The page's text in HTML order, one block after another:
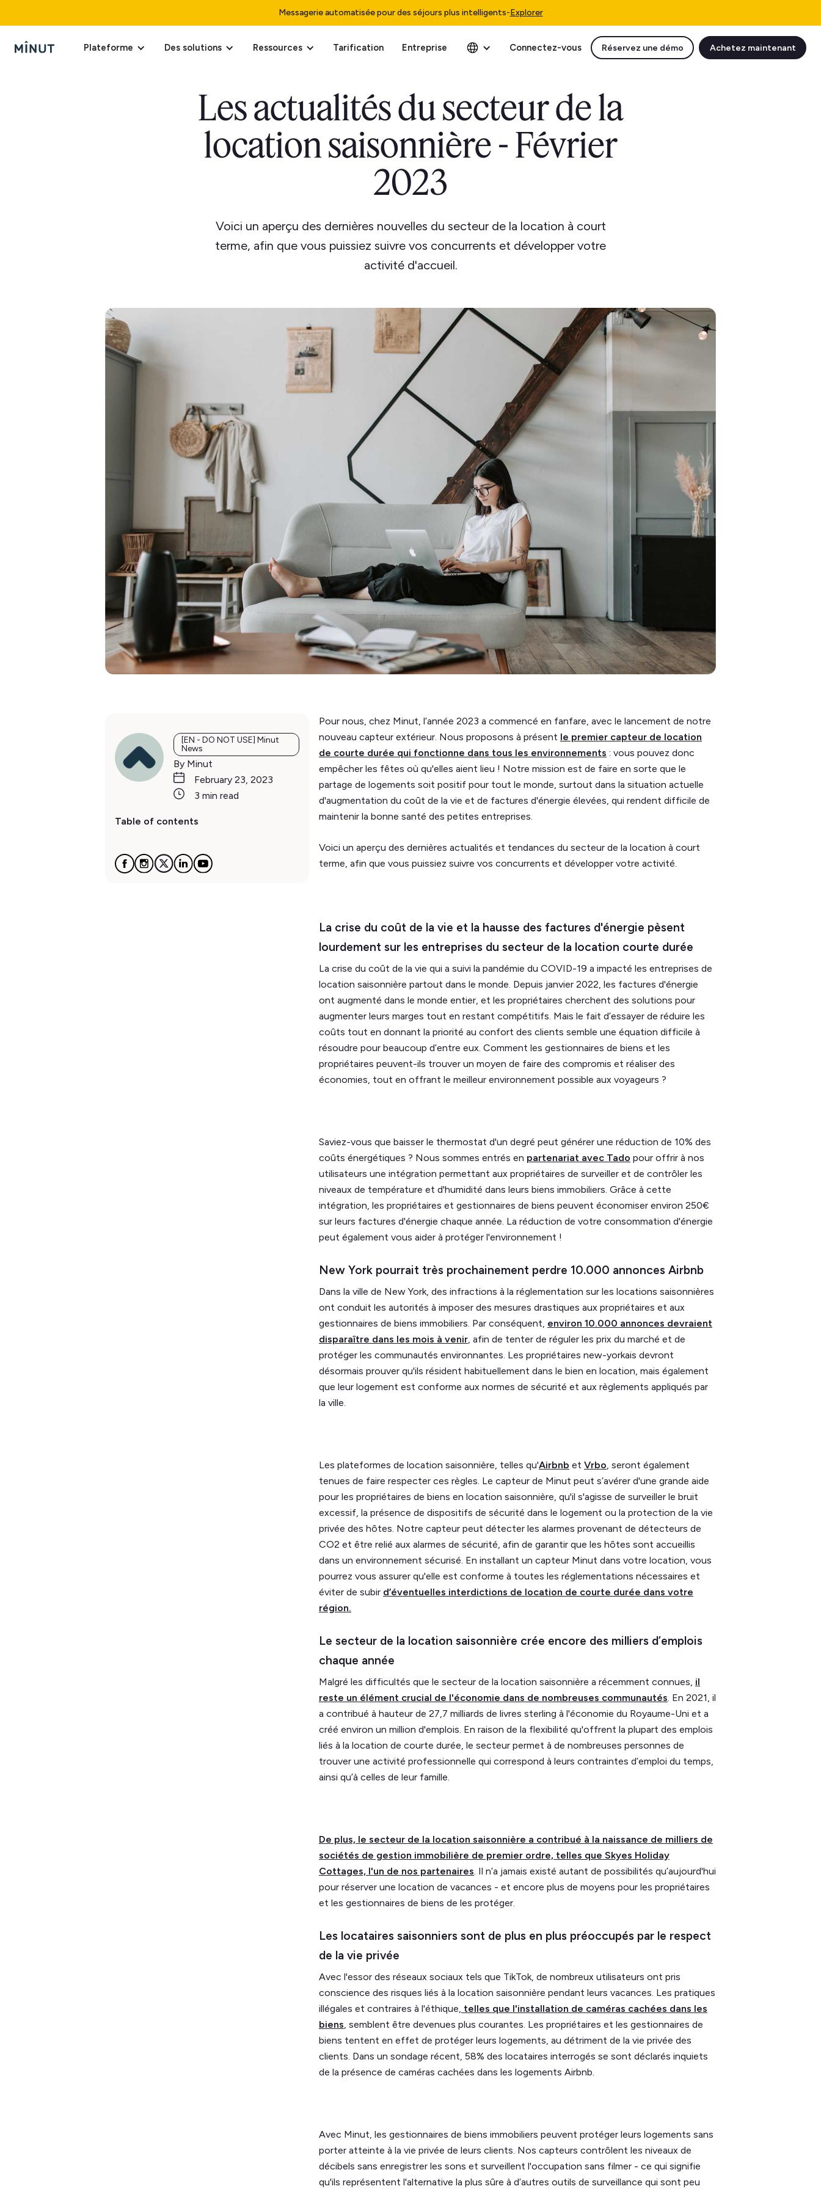
Messagerie automatisée pour des séjours plus intelligents-Explorer
Plateforme Des solutions Ressources Tarification Entreprise Connectez-vous Réservez une démo Achetez maintenant
Les actualités du secteur de la
location saisonnière - Février
2023
Voici un aperçu des dernières nouvelles du secteur de la location à court
terme, afin que vous puissiez suivre vos concurrents et développer votre
activité d'accueil.
[EN - DO NOT USE] Minut
News
By Minut
February 23, 2023
3 min read
Table of contents
Pour nous, chez Minut, l’année 2023 a commencé en fanfare, avec le lancement de notre
nouveau capteur extérieur. Nous proposons à présent le premier capteur de location
de courte durée qui fonctionne dans tous les environnements : vous pouvez donc
empêcher les fêtes où qu'elles aient lieu ! Notre mission est de faire en sorte que le
partage de logements soit positif pour tout le monde, surtout dans la situation actuelle
d'augmentation du coût de la vie et de factures d'énergie élevées, qui rendent difficile de
maintenir la bonne santé des petites entreprises.
Voici un aperçu des dernières actualités et tendances du secteur de la location à court
terme, afin que vous puissiez suivre vos concurrents et développer votre activité.
La crise du coût de la vie et la hausse des factures d'énergie pèsent
lourdement sur les entreprises du secteur de la location courte durée
La crise du coût de la vie qui a suivi la pandémie du COVID-19 a impacté les entreprises de
location saisonnière partout dans le monde. Depuis janvier 2022, les factures d'énergie
ont augmenté dans le monde entier, et les propriétaires cherchent des solutions pour
augmenter leurs marges tout en restant compétitifs. Mais le fait d’essayer de réduire les
coûts tout en donnant la priorité au confort des clients semble une équation difficile à
résoudre pour beaucoup d’entre eux. Comment les gestionnaires de biens et les
propriétaires peuvent-ils trouver un moyen de faire des compromis et réaliser des
économies, tout en offrant le meilleur environnement possible aux voyageurs ?
Saviez-vous que baisser le thermostat d'un degré peut générer une réduction de 10% des
coûts énergétiques ? Nous sommes entrés en partenariat avec Tado pour offrir à nos
utilisateurs une intégration permettant aux propriétaires de surveiller et de contrôler les
niveaux de température et d'humidité dans leurs biens immobiliers. Grâce à cette
intégration, les propriétaires et gestionnaires de biens peuvent économiser environ 250€
sur leurs factures d'énergie chaque année. La réduction de votre consommation d'énergie
peut également vous aider à protéger l'environnement !
New York pourrait très prochainement perdre 10.000 annonces Airbnb
Dans la ville de New York, des infractions à la réglementation sur les locations saisonnières
ont conduit les autorités à imposer des mesures drastiques aux propriétaires et aux
gestionnaires de biens immobiliers. Par conséquent, environ 10.000 annonces devraient
disparaître dans les mois à venir, afin de tenter de réguler les prix du marché et de
protéger les communautés environnantes. Les propriétaires new-yorkais devront
désormais prouver qu'ils résident habituellement dans le bien en location, mais également
que leur logement est conforme aux normes de sécurité et aux règlements appliqués par
la ville.
Les plateformes de location saisonnière, telles qu'Airbnb et Vrbo, seront également
tenues de faire respecter ces règles. Le capteur de Minut peut s’avérer d'une grande aide
pour les propriétaires de biens en location saisonnière, qu'il s'agisse de surveiller le bruit
excessif, la présence de dispositifs de sécurité dans le logement ou la protection de la vie
privée des hôtes. Notre capteur peut détecter les alarmes provenant de détecteurs de
CO2 et être relié aux alarmes de sécurité, afin de garantir que les hôtes sont accueillis
dans un environnement sécurisé. En installant un capteur Minut dans votre location, vous
pourrez vous assurer qu'elle est conforme à toutes les réglementations nécessaires et
éviter de subir d’éventuelles interdictions de location de courte durée dans votre
région.
Le secteur de la location saisonnière crée encore des milliers d’emplois
chaque année
Malgré les difficultés que le secteur de la location saisonnière a récemment connues, il
reste un élément crucial de l'économie dans de nombreuses communautés. En 2021, il
a contribué à hauteur de 27,7 milliards de livres sterling à l'économie du Royaume-Uni et a
créé environ un million d'emplois. En raison de la flexibilité qu'offrent la plupart des emplois
liés à la location de courte durée, le secteur permet à de nombreuses personnes de
trouver une activité professionnelle qui correspond à leurs contraintes d’emploi du temps,
ainsi qu’à celles de leur famille.
De plus, le secteur de la location saisonnière a contribué à la naissance de milliers de
sociétés de gestion immobilière de premier ordre, telles que Skyes Holiday
Cottages, l'un de nos partenaires. Il n’a jamais existé autant de possibilités qu’aujourd'hui
pour réserver une location de vacances - et encore plus de moyens pour les propriétaires
et les gestionnaires de biens de les protéger.
Les locataires saisonniers sont de plus en plus préoccupés par le respect
de la vie privée
Avec l'essor des réseaux sociaux tels que TikTok, de nombreux utilisateurs ont pris
conscience des risques liés à la location saisonnière pendant leurs vacances. Les pratiques
illégales et contraires à l'éthique, telles que l'installation de caméras cachées dans les
biens, semblent être devenues plus courantes. Les propriétaires et les gestionnaires de
biens tentent en effet de protéger leurs logements, au détriment de la vie privée des
clients. Dans un sondage récent, 58% des locataires interrogés se sont déclarés inquiets
de la présence de caméras cachées dans les logements Airbnb.
Avec Minut, les gestionnaires de biens immobiliers peuvent protéger leurs logements sans
porter atteinte à la vie privée de leurs clients. Nos capteurs contrôlent les niveaux de
décibels sans enregistrer les sons et surveillent l'occupation sans filmer - ce qui signifie
qu'ils représentent l'alternative la plus sûre à d’autres outils de surveillance qui sont peu